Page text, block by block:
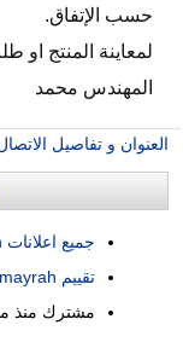
حسب الإتفاق.
لمعاينة المنتج او
المهندس محمد
العنوان و تفاصيل
جميع اعلانات Mohamed Amayrah
تقييم Mohamed Amayrah
مشترك منذ